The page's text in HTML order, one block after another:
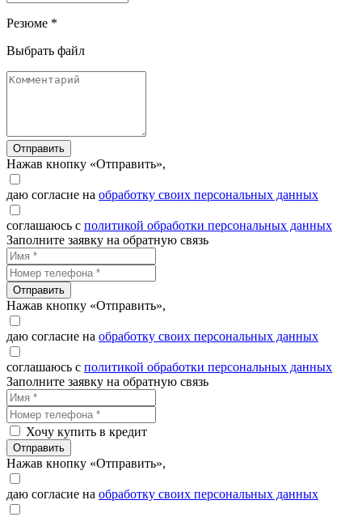
Резюме *
Выбрать файл
Отправить
Нажав кнопку «Отправить»,
даю согласие на обработку своих персональных данных
соглашаюсь с политикой обработки персональных данных
Заполните заявку на обратную связь
Отправить
Нажав кнопку «Отправить»,
даю согласие на обработку своих персональных данных
соглашаюсь с политикой обработки персональных данных
Заполните заявку на обратную связь
Хочу купить в кредит
Отправить
Нажав кнопку «Отправить»,
даю согласие на обработку своих персональных данных